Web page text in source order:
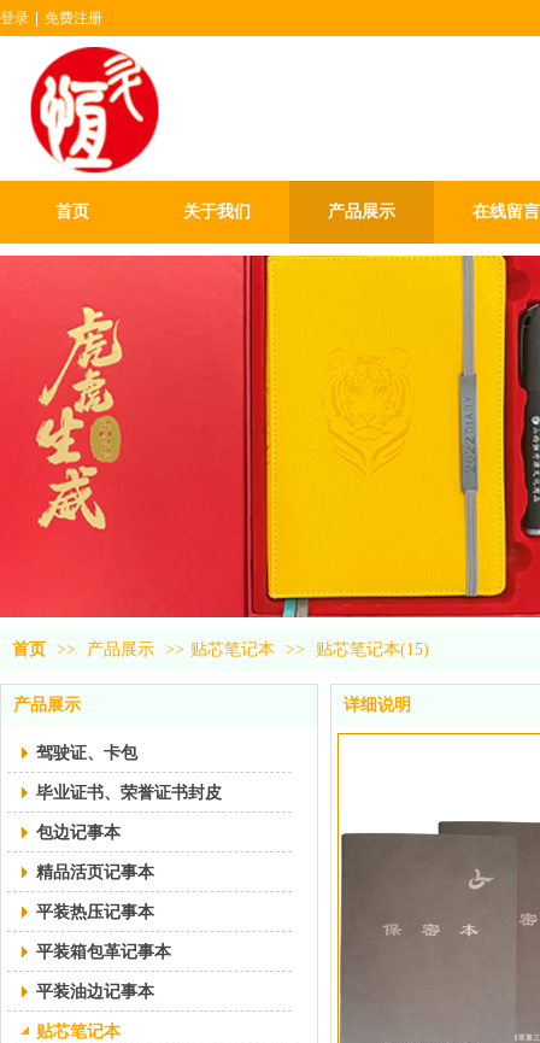
登录 免费注册
首页 关于我们 产品展示 在线留言
首页 >> 产品展示 >> 贴芯笔记本 >> 贴芯笔记本(15)
产品展示
驾驶证、卡包
毕业证书、荣誉证书封皮
包边记事本
精品活页记事本
平装热压记事本
平装箱包革记事本
平装油边记事本
贴芯笔记本
详细说明